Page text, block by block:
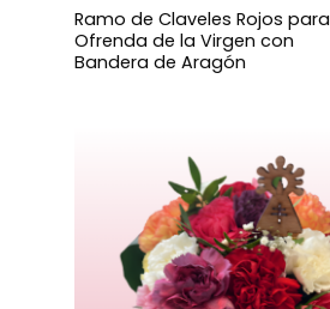
Ramo de Claveles Rojos para
Ofrenda de la Virgen con
Bandera de Aragón